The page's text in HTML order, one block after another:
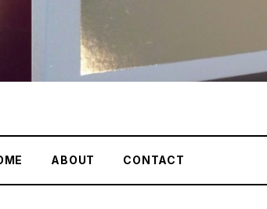
ABOUT CONTACT